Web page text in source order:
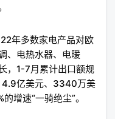
年多数家电产品对欧
、电热水器、电暖
，1-7月累计出口额规
4.9亿美元、3340万美
增速“一骑绝尘”。